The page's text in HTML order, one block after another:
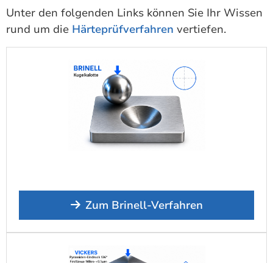
Unter den folgenden Links können Sie Ihr Wissen
rund um die Härteprüfverfahren vertiefen.
Zum Brinell-Verfahren